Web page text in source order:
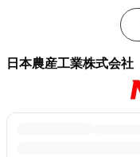
日本農産工業株式会社